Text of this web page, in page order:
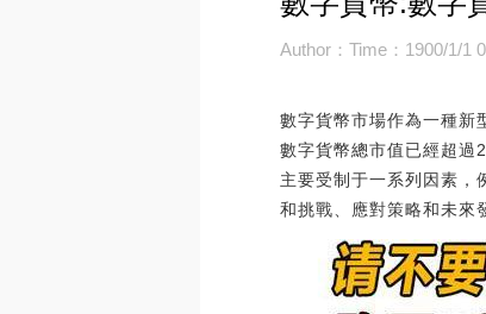
Author：Time：1900/1/1
數字貨幣市場作為一種新
數字貨幣總市值已經超過
主要受制于一系列因素，
和挑戰、應對策略和未來